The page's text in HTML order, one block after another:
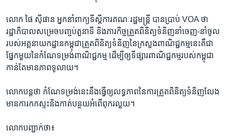
លោក​ ផៃ ស៊ីផាន ​អ្នក​នាំ​ពាក្យ​ទីស្តីការ​គណៈ​រដ្ឋមន្រ្តី​ បាន​ប្រាប់​ VOA ថា ​
រដ្ឋាភិបាល​សម្រេច​បញ្ចប់​តួនាទី ​និង​ភារកិច្ច​ត្រួត​ពិនិត្យ​ទំនិញ​នាំ​ចេញ-នាំ​ចូល​
របស់​អគ្គ​នាយកដ្ឋាន​កម្ពុជា​ត្រួត​ពិនិត្យ​ទំនិញ​នៃ​ក្រសួង​ពាណិជ្ជ​កម្ម​នេះគឺ​ជា
ផ្នែក​មួយនៃ​កំណែ​ទម្រង់​ពាណិជ្ជ​កម្ម​ ដើម្បី​ឲ្យ​ទីផ្សារ​ពាណិជ្ជ​កម្ម​របស់​កម្ពុជា​
កាន់​តែ​មាន​ភាព​ទូលាយ។​
លោក​បន្ត​ថា​ កំណែ​ទម្រង់​នេះ​នឹង​ធ្វើ​ឲ្យ​លទ្ធភាព​នៃ​ការ​ត្រួត​ពិនិត្យ​ទំនិញ​លែង​
មាន​ការ​កក​ស្ទះ​និង​កាត់​បន្ថយ​អំពើ​ពុករលួយ។​
លោក​បញ្ជាក់​ថា៖​